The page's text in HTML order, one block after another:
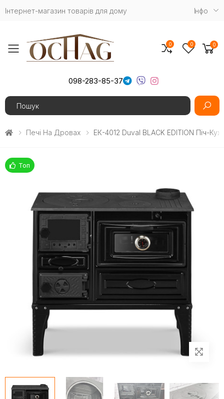
Інтернет-магазин товарів для дому Iнфо
Toggle mobile menu
098-283-85-37
Search
0 0 0
Печі На Дровах EК-4012 Duval BLACK EDITION Піч-
Топ